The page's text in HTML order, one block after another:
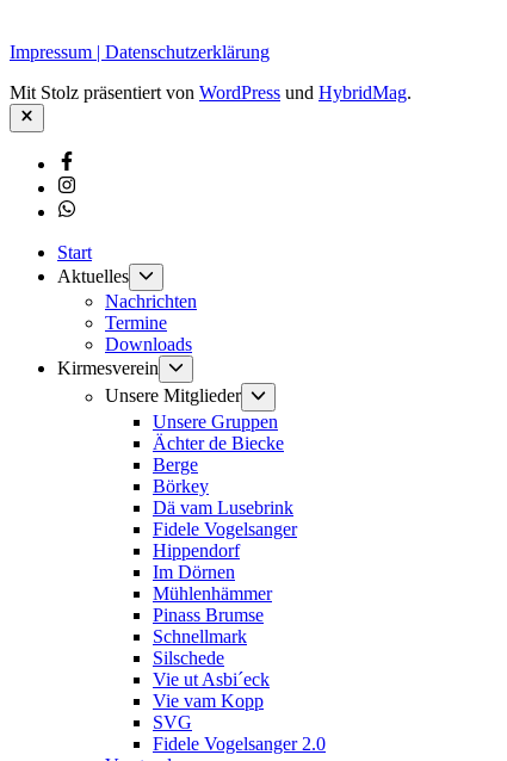
Impressum | Datenschutzerklärung
Mit Stolz präsentiert von WordPress und HybridMag.
Schließen
Facebook
Instagram
Whatsapp
Start
Aktuelles
anzeigen
Nachrichten
Termine
Downloads
Kirmesverein
anzeigen
Unsere Mitglieder
Untermenü
anzeigen
Unsere Gruppen
Ächter de Biecke
Berge
Börkey
Dä vam Lusebrink
Fidele Vogelsanger
Hippendorf
Im Dörnen
Mühlenhämmer
Pinass Brumse
Schnellmark
Silschede
Vie ut Asbi´eck
Vie vam Kopp
SVG
Fidele Vogelsanger 2.0